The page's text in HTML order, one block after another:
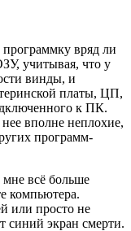
программку вряд ли
учитывая, что у
винды, и
платы, ЦП,
к ПК.
вполне неплохие,
программ-
всё больше
компьютера.
или просто не
синий экран смерти.